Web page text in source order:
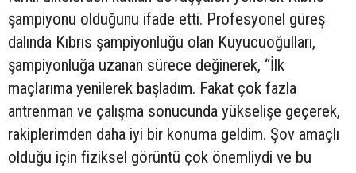
şampiyonu olduğunu ifade etti. Profesyonel güreş
dalında Kıbrıs şampiyonluğu olan Kuyucuoğulları,
şampiyonluğa uzanan sürece değinerek, “İlk
maçlarıma yenilerek başladım. Fakat çok fazla
antrenman ve çalışma sonucunda yükselişe geçerek,
rakiplerimden daha iyi bir konuma geldim. Şov amaçlı
olduğu için fiziksel görüntü çok önemliydi ve bu